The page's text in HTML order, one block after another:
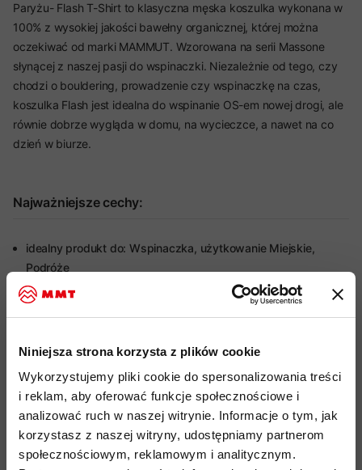
Niniejsza strona korzysta z plików cookie
Wykorzystujemy pliki cookie do spersonalizowania treści
i reklam, aby oferować funkcje społecznościowe i
analizować ruch w naszej witrynie. Informacje o tym, jak
korzystasz z naszej witryny, udostępniamy partnerom
społecznościowym, reklamowym i analitycznym.
Paryżu- Flash T-Shirt to klasyczna męska koszulka wykonana w
100% z wysokiej jakości bawełny organicznej, której można
oczekiwać od marki MAMMUT. Wzorowana na serii Massone
słynącej z naszej pasji do wspinaczki. Niezależnie od tego, czy
chodzi o bouldering, prowadzenie czy wspinaczkę na czas,
koszulka Flash jest idealna do wspinanie OS-em nowej drogi, ale
równie dobrze wygląda w domu, na wycieczce, a nawet na co
dzień w biurze.
Najważniejsze cechy:
idealny produkt do: Wspinaczka, użytkowanie Miejskie,
Podróże
limitowana edycja
funkcjonalnej koszulki o charakterze
100% z ekologicznej bawełny
organiczna bawełna certyfikowana standardem Global
Organic Textile Standard (GOTS)do przetwarzania
tekstyliów zekologicznych włókien naturalnych, uprawiana
bez pestycydów, herbicydów i GMO